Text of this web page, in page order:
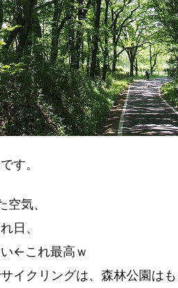
す。
空気、
日、
←これ最高ｗ
イクリングは、森林公園は